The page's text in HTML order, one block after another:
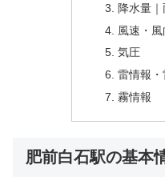
降水量
風速・風
気圧
雷情報・
霧情報
肥前白石駅の基本